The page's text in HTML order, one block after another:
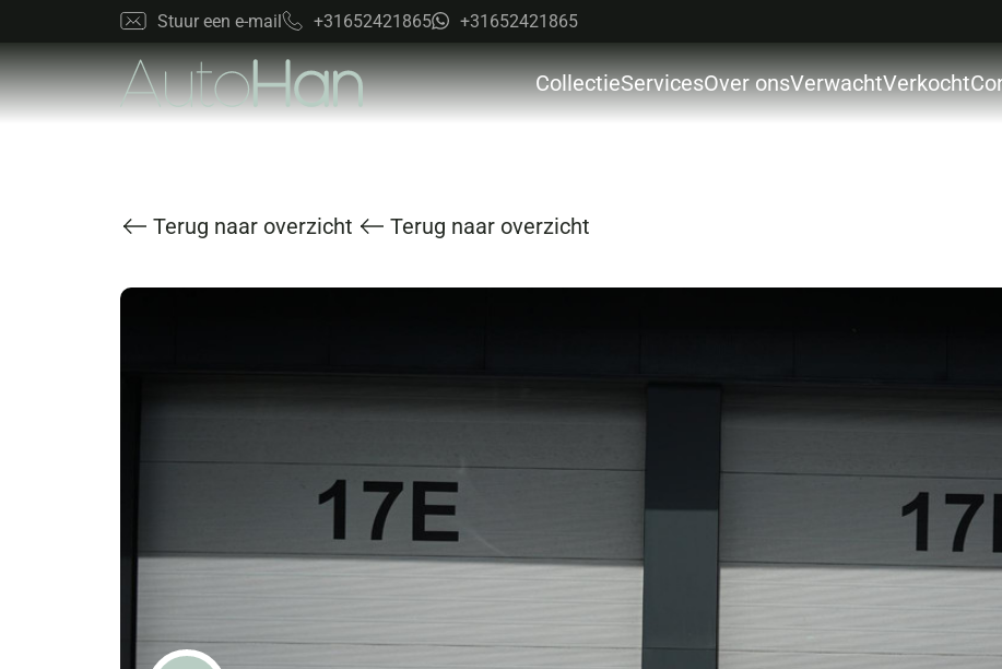
Stuur een e-mail +31652421865 +31652421865
CollectieServicesOver onsVerwachtVerkocht
Terug naar overzicht Terug naar overzicht